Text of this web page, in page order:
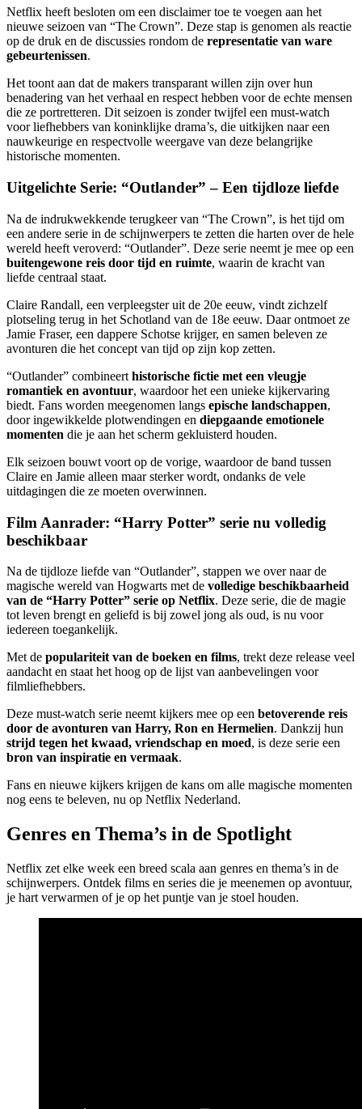
Netflix heeft besloten om een disclaimer toe te voegen aan het
nieuwe seizoen van “The Crown”. Deze stap is genomen als reactie
op de druk en de discussies rondom de representatie van ware
gebeurtenissen.
Het toont aan dat de makers transparant willen zijn over hun
benadering van het verhaal en respect hebben voor de echte mensen
die ze portretteren. Dit seizoen is zonder twijfel een must-watch
voor liefhebbers van koninklijke drama’s, die uitkijken naar een
nauwkeurige en respectvolle weergave van deze belangrijke
historische momenten.
Uitgelichte Serie: “Outlander” – Een tijdloze liefde
Na de indrukwekkende terugkeer van “The Crown”, is het tijd om
een andere serie in de schijnwerpers te zetten die harten over de hele
wereld heeft veroverd: “Outlander”. Deze serie neemt je mee op een
buitengewone reis door tijd en ruimte, waarin de kracht van
liefde centraal staat.
Claire Randall, een verpleegster uit de 20e eeuw, vindt zichzelf
plotseling terug in het Schotland van de 18e eeuw. Daar ontmoet ze
Jamie Fraser, een dappere Schotse krijger, en samen beleven ze
avonturen die het concept van tijd op zijn kop zetten.
“Outlander” combineert historische fictie met een vleugje
romantiek en avontuur, waardoor het een unieke kijkervaring
biedt. Fans worden meegenomen langs epische landschappen,
door ingewikkelde plotwendingen en diepgaande emotionele
momenten die je aan het scherm gekluisterd houden.
Elk seizoen bouwt voort op de vorige, waardoor de band tussen
Claire en Jamie alleen maar sterker wordt, ondanks de vele
uitdagingen die ze moeten overwinnen.
Film Aanrader: “Harry Potter” serie nu volledig
beschikbaar
Na de tijdloze liefde van “Outlander”, stappen we over naar de
magische wereld van Hogwarts met de volledige beschikbaarheid
van de “Harry Potter” serie op Netflix. Deze serie, die de magie
tot leven brengt en geliefd is bij zowel jong als oud, is nu voor
iedereen toegankelijk.
Met de populariteit van de boeken en films, trekt deze release veel
aandacht en staat het hoog op de lijst van aanbevelingen voor
filmliefhebbers.
Deze must-watch serie neemt kijkers mee op een betoverende reis
door de avonturen van Harry, Ron en Hermelien. Dankzij hun
strijd tegen het kwaad, vriendschap en moed, is deze serie een
bron van inspiratie en vermaak.
Fans en nieuwe kijkers krijgen de kans om alle magische momenten
nog eens te beleven, nu op Netflix Nederland.
Genres en Thema’s in de Spotlight
Netflix zet elke week een breed scala aan genres en thema’s in de
schijnwerpers. Ontdek films en series die je meenemen op avontuur,
je hart verwarmen of je op het puntje van je stoel houden.